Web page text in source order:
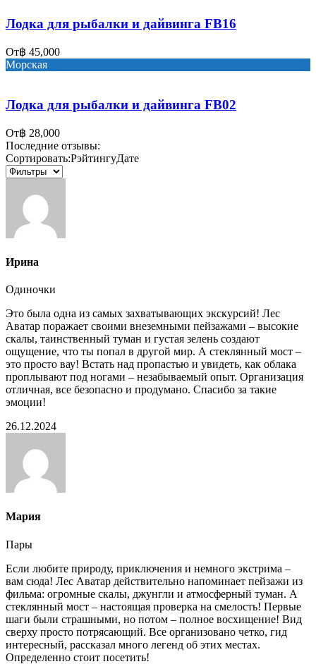
Лодка для рыбалки и дайвинга FB16
От฿ 45,000
Морская
Лодка для рыбалки и дайвинга FB02
От฿ 28,000
Последние отзывы:
Сортировать:РэйтингуДате
Ирина
Одиночки
Это была одна из самых захватывающих экскурсий! Лес
Аватар поражает своими внеземными пейзажами – высокие
скалы, таинственный туман и густая зелень создают
ощущение, что ты попал в другой мир. А стеклянный мост –
это просто вау! Встать над пропастью и увидеть, как облака
проплывают под ногами – незабываемый опыт. Организация
отличная, все безопасно и продумано. Спасибо за такие
эмоции!
26.12.2024
Мария
Пары
Если любите природу, приключения и немного экстрима –
вам сюда! Лес Аватар действительно напоминает пейзажи из
фильма: огромные скалы, джунгли и атмосферный туман. А
стеклянный мост – настоящая проверка на смелость! Первые
шаги были страшными, но потом – полное восхищение! Вид
сверху просто потрясающий. Все организовано четко, гид
интересный, рассказал много легенд об этих местах.
Определенно стоит посетить!